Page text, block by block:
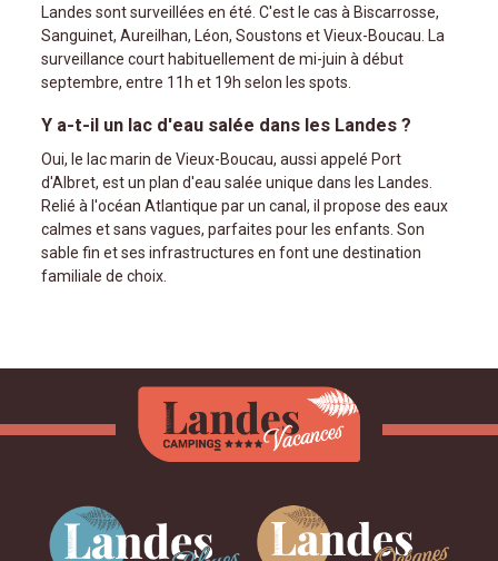
Landes sont surveillées en été. C'est le cas à Biscarrosse,
Sanguinet, Aureilhan, Léon, Soustons et Vieux-Boucau. La
surveillance court habituellement de mi-juin à début
septembre, entre 11h et 19h selon les spots.
Y a-t-il un lac d'eau salée dans les Landes ?
Oui, le lac marin de Vieux-Boucau, aussi appelé Port
d'Albret, est un plan d'eau salée unique dans les Landes.
Relié à l'océan Atlantique par un canal, il propose des eaux
calmes et sans vagues, parfaites pour les enfants. Son
sable fin et ses infrastructures en font une destination
familiale de choix.